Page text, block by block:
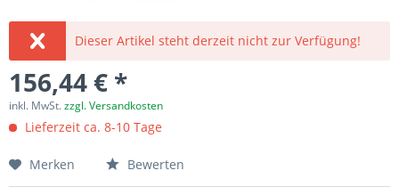
Dieser Artikel steht derzeit nicht zur Verfügung!
156,44 € *
inkl. MwSt.zzgl. Versandkosten
Lieferzeit ca. 8-10 Tage
Merken Bewerten